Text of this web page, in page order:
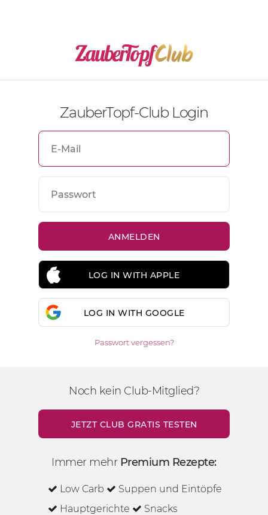
ZauberTopf-Club Login
LOG IN WITH APPLE
LOG IN WITH GOOGLE
Passwort vergessen?
Noch kein Club-Mitglied?
JETZT CLUB GRATIS TESTEN
Immer mehr Premium Rezepte:
Low Carb
Suppen und Eintöpfe
Hauptgerichte
Snacks